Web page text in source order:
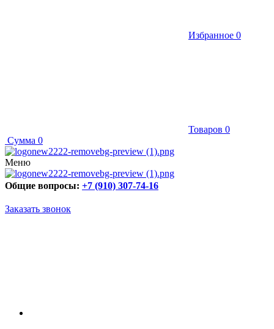
Избранное 0
Товаров 0
Сумма 0
Меню
Общие вопросы: +7 (910) 307-74-16
Заказать звонок